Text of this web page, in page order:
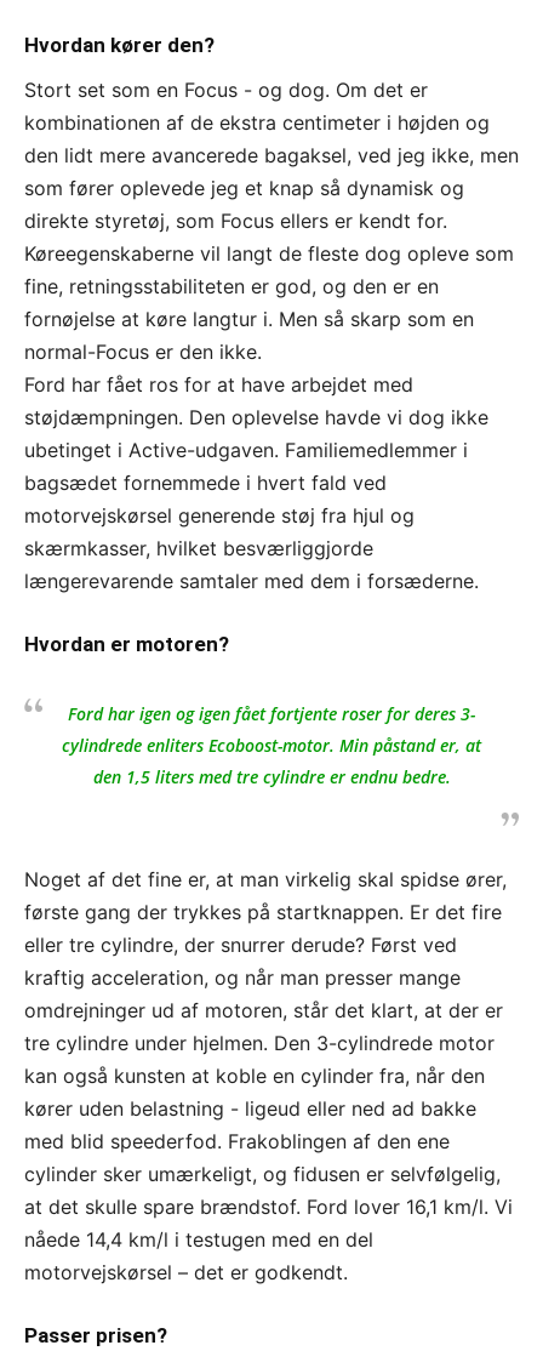
Hvordan kører den?
Stort set som en Focus - og dog. Om det er
kombinationen af de ekstra centimeter i højden og
den lidt mere avancerede bagaksel, ved jeg ikke, men
som fører oplevede jeg et knap så dynamisk og
direkte styretøj, som Focus ellers er kendt for.
Køreegenskaberne vil langt de fleste dog opleve som
fine, retningsstabiliteten er god, og den er en
fornøjelse at køre langtur i. Men så skarp som en
normal-Focus er den ikke.
Ford har fået ros for at have arbejdet med
støjdæmpningen. Den oplevelse havde vi dog ikke
ubetinget i Active-udgaven. Familiemedlemmer i
bagsædet fornemmede i hvert fald ved
motorvejskørsel generende støj fra hjul og
skærmkasser, hvilket besværliggjorde
længerevarende samtaler med dem i forsæderne.
Hvordan er motoren?
Ford har igen og igen fået fortjente roser for deres 3-
cylindrede enliters Ecoboost-motor. Min påstand er, at
den 1,5 liters med tre cylindre er endnu bedre.
Noget af det fine er, at man virkelig skal spidse ører,
første gang der trykkes på startknappen. Er det fire
eller tre cylindre, der snurrer derude? Først ved
kraftig acceleration, og når man presser mange
omdrejninger ud af motoren, står det klart, at der er
tre cylindre under hjelmen. Den 3-cylindrede motor
kan også kunsten at koble en cylinder fra, når den
kører uden belastning - ligeud eller ned ad bakke
med blid speederfod. Frakoblingen af den ene
cylinder sker umærkeligt, og fidusen er selvfølgelig,
at det skulle spare brændstof. Ford lover 16,1 km/l. Vi
nåede 14,4 km/l i testugen med en del
motorvejskørsel – det er godkendt.
Passer prisen?